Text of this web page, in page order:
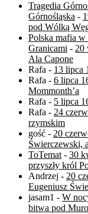
Tragedia
Górnośląska -
pod Wólką
Polska mafia
Granicami - 20
Ala Capone
Rafa - 13 lipca
Rafa - 6 lipca
Mommonth’a
Rafa - 5 lipca
Rafa - 24
rzymskim
gość - 20
Świerczewski,
ToTemat- 30
przyszły król
Andrzej - 20
Eugeniusz
jasam1 - W
bitwa pod